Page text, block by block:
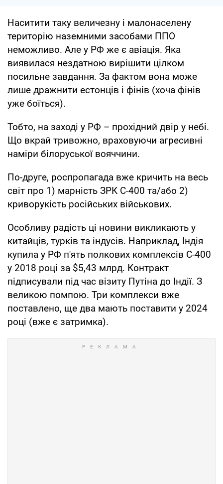
Наситити таку величезну і малонаселену
територію наземними засобами ППО
неможливо. Але у РФ же є авіація. Яка
виявилася нездатною вирішити цілком
посильне завдання. За фактом вона може
лише дражнити естонців і фінів (хоча фінів
уже боїться).
Тобто, на заході у РФ – прохідний двір у небі.
Що вкрай тривожно, враховуючи агресивні
наміри білоруської вояччини.
По-друге, роспропагада вже кричить на весь
світ про 1) марність ЗРК С-400 та/або 2)
криворукість російських військових.
Особливу радість ці новини викликають у
китайців, турків та індусів. Наприклад, Індія
купила у РФ п'ять полкових комплексів С-400
у 2018 році за $5,43 млрд. Контракт
підписували під час візиту Путіна до Індії. З
великою помпою. Три комплекси вже
поставлено, ще два мають поставити у 2024
році (вже є затримка).